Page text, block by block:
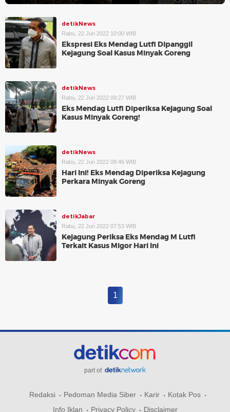
detikNews
Rabu, 22 Jun 2022 10:00 WIB
Ekspresi Eks Mendag Lutfi Dipanggil
Kejagung Soal Kasus Minyak Goreng
detikNews
Rabu, 22 Jun 2022 09:27 WIB
Eks Mendag Lutfi Diperiksa Kejagung Soal
Kasus Minyak Goreng!
detikNews
Rabu, 22 Jun 2022 08:46 WIB
Hari Ini! Eks Mendag Diperiksa Kejagung
Perkara Minyak Goreng
detikJabar
Rabu, 22 Jun 2022 07:53 WIB
Kejagung Periksa Eks Mendag M Lutfi
Terkait Kasus Migor Hari Ini
1
part of
Redaksi Pedoman Media Siber Karir
Kotak Pos
Info Iklan
Privacy Policy Disclaimer